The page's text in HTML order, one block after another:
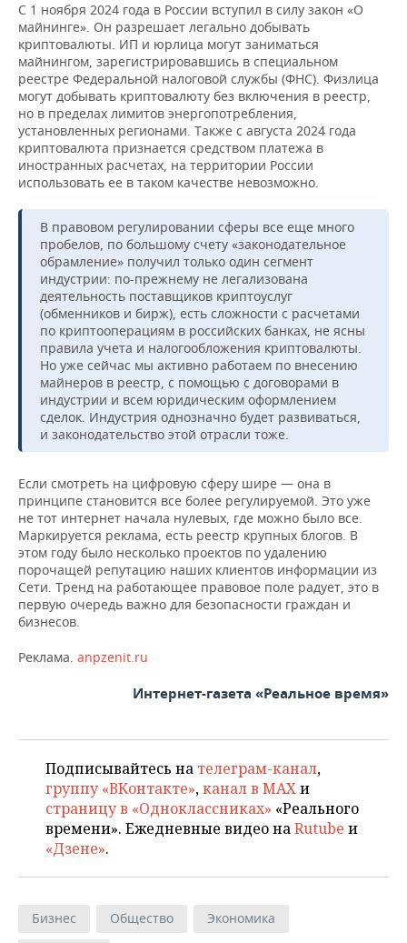
С 1 ноября 2024 года в России вступил в силу закон «О
майнинге». Он разрешает легально добывать
криптовалюты. ИП и юрлица могут заниматься
майнингом, зарегистрировавшись в специальном
реестре Федеральной налоговой службы (ФНС). Физлица
могут добывать криптовалюту без включения в реестр,
но в пределах лимитов энергопотребления,
установленных регионами. Также с августа 2024 года
криптовалюта признается средством платежа в
иностранных расчетах, на территории России
использовать ее в таком качестве невозможно.
В правовом регулировании сферы все еще много
пробелов, по большому счету «законодательное
обрамление» получил только один сегмент
индустрии: по-прежнему не легализована
деятельность поставщиков криптоуслуг
(обменников и бирж), есть сложности с расчетами
по криптооперациям в российских банках, не ясны
правила учета и налогообложения криптовалюты.
Но уже сейчас мы активно работаем по внесению
майнеров в реестр, с помощью с договорами в
индустрии и всем юридическим оформлением
сделок. Индустрия однозначно будет развиваться,
и законодательство этой отрасли тоже.
Если смотреть на цифровую сферу шире — она в
принципе становится все более регулируемой. Это уже
не тот интернет начала нулевых, где можно было все.
Маркируется реклама, есть реестр крупных блогов. В
этом году было несколько проектов по удалению
порочащей репутацию наших клиентов информации из
Сети. Тренд на работающее правовое поле радует, это в
первую очередь важно для безопасности граждан и
бизнесов.
Реклама. anpzenit.ru
Интернет-газета «Реальное время»
Подписывайтесь на телеграм-канал,
группу «ВКонтакте»,канал в MAXи
страницу в «Одноклассниках» «Реального
времени». Ежедневные видео наRutube и
«Дзене».
Бизнес Общество
Экономика